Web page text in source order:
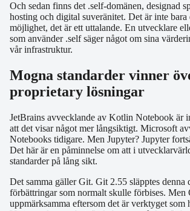
Och sedan finns det .self-domänen, designad
hosting och digital suveränitet. Det är inte bara
möjlighet, det är ett uttalande. En utvecklare
som använder .self säger något om sina
vår infrastruktur.
Mogna standarder vinner
proprietary lösningar
JetBrains avvecklande av Kotlin Notebook är
att det visar något mer långsiktigt. Microsoft
Notebooks tidigare. Men Jupyter? Jupyter
Det här är en påminnelse om att i
standarder på lång sikt.
Det samma gäller Git. Git 2.55 släpptes denna
förbättringar som normalt skulle förbises. Men
uppmärksamma eftersom det är verktyget som